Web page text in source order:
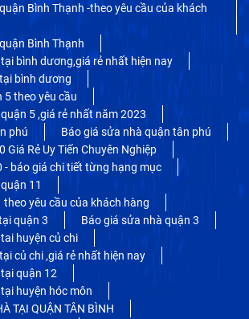
Bình Thạnh -theo yêu cầu của khách
Bình Thạnh
bình dương,giá rẻ nhất hiện nay
bình dương
5 theo yêu cầu
5 ,giá rẻ nhất năm 2023
phú
Báo giá sửa nhà quận tân phú
Giá Rẻ Uy Tiến Chuyên Nghiệp
- báo giá chi tiết từng hạng mục
11
yêu cầu của khách hàng
quận 3
Báo giá sửa nhà quận 3
huyện củ chi
củ chi ,giá rẻ nhất hiện nay
quận 12
huyện hóc môn
TẠI QUẬN TÂN BÌNH